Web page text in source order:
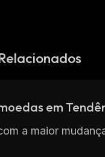
em
a maior